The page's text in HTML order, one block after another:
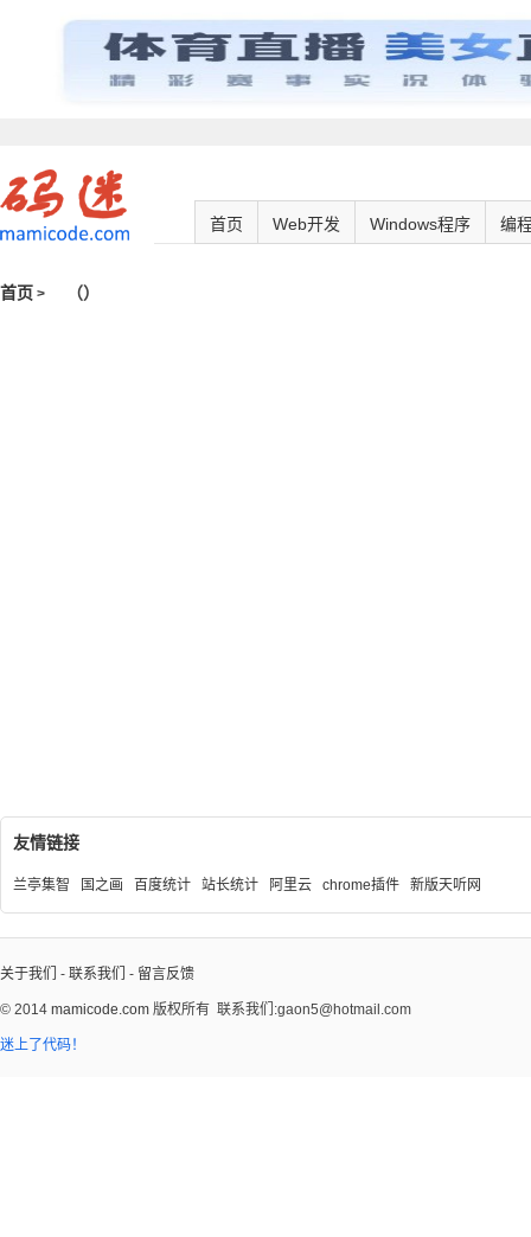
首页 Web开发 Windows程序 编
首页 > （）
友情链接
兰亭集智 国之画 百度统计 站长统计 阿里云 chrome插件 新版天听网
关于我们 - 联系我们 - 留言反馈
© 2014 mamicode.com 版权所有 联系我们:gaon5@hotmail.com
迷上了代码！